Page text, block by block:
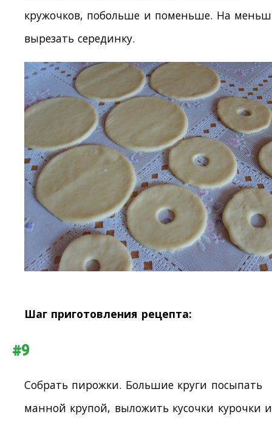
кружочков, побольше и поменьше. На
вырезать серединку.
Шаг приготовления рецепта:
#9
Собрать пирожки. Большие круги посыпать
манной крупой, выложить кусочки курочки и